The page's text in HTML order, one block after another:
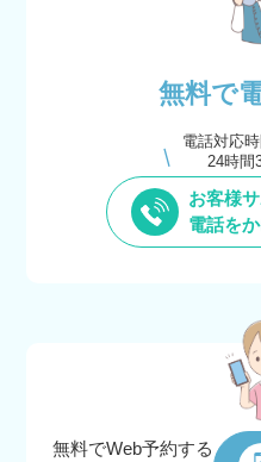
無料で
電話対応
24時間
お客様
電話を
無料でWeb予約する